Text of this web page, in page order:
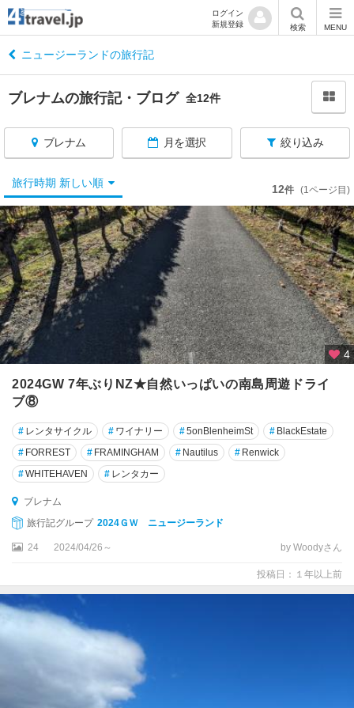
ログイン
新規登録
検索 MENU
ニュージーランドの旅行記
ブレナムの旅行記・ブログ 全12件
ブレナム 月を選択 絞り込み
ュ
ー
ジ
ー
ラ
ン
ド
へ
戻
る
★
オ
ラ
キ
マ
ウ
ト
ク
ク
立
公
園
旅行時期 新しい順 12件 (1ページ目)
4
2024GW 7年ぶりNZ★自然いっぱいの南島周遊ドライ
ブ⑧
# レンタサイクル # ワイナリー #5onBlenheimSt # BlackEstate
# FORREST # FRAMINGHAM # Nautilus # Renwick
#WHITEHAVEN # レンタカー
ブレナム
旅行記グループ 2024ＧＷ ニュージーランド
24 2024/04/26～ by Woodyさん
投稿日：１年以上前